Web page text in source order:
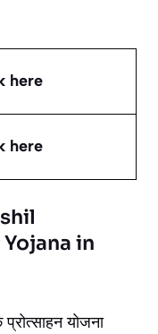
here
here
in